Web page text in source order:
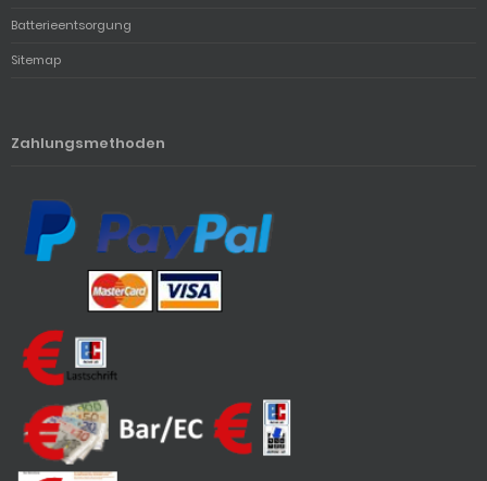
Batterieentsorgung
Sitemap
Zahlungsmethoden